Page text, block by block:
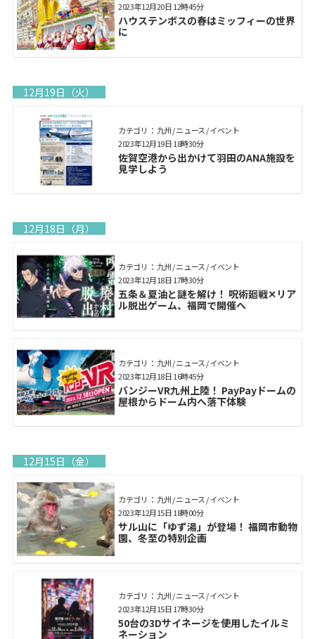
ハウステンボスの春はミッフィーの世界
に
2023年12月20日 12時45分
12月19日（火）
カテゴリ： 九州 / ニュース / イベント
佐賀空港から出かけて羽田のANA施設を
見学しよう
2023年12月19日 18時30分
12月18日（月）
カテゴリ： 九州 / ニュース / イベント
五条＆夏油と謎を解け！ 呪術廻戦✕リア
ル脱出ゲーム、福岡で開催へ
2023年12月18日 17時30分
カテゴリ： 九州 / ニュース / イベント
バンジーVR九州上陸！ PayPayドームの
屋根からドーム内へ落下体験
2023年12月18日 16時45分
12月15日（金）
カテゴリ： 九州 / ニュース / イベント
サル山に「ゆず湯」が登場！ 福岡市動物
園、冬至の特別企画
2023年12月15日 18時00分
カテゴリ： 九州 / ニュース / イベント
50台の3Dサイネージを使用したイルミ
ネーション
2023年12月15日 17時30分